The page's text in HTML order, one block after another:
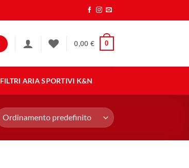
0,00 € 0
FILTRI ARIA SPORTIVI K&N